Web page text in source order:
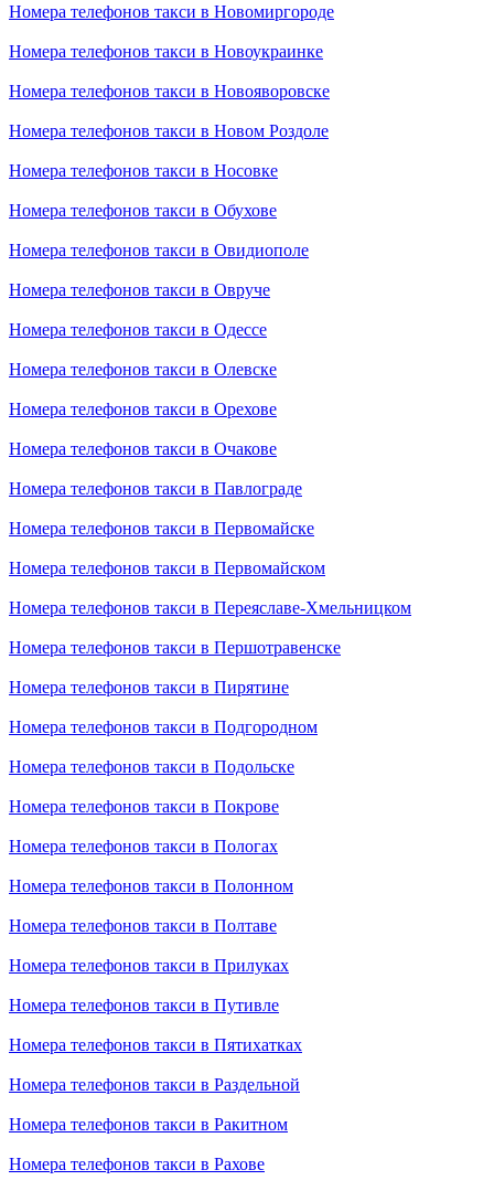
Номера телефонов такси в Новомиргороде
Номера телефонов такси в Новоукраинке
Номера телефонов такси в Новояворовске
Номера телефонов такси в Новом Роздоле
Номера телефонов такси в Носовке
Номера телефонов такси в Обухове
Номера телефонов такси в Овидиополе
Номера телефонов такси в Овруче
Номера телефонов такси в Одессе
Номера телефонов такси в Олевске
Номера телефонов такси в Орехове
Номера телефонов такси в Очакове
Номера телефонов такси в Павлограде
Номера телефонов такси в Первомайске
Номера телефонов такси в Первомайском
Номера телефонов такси в Переяславе-Хмельницком
Номера телефонов такси в Першотравенске
Номера телефонов такси в Пирятине
Номера телефонов такси в Подгородном
Номера телефонов такси в Подольске
Номера телефонов такси в Покрове
Номера телефонов такси в Пологах
Номера телефонов такси в Полонном
Номера телефонов такси в Полтаве
Номера телефонов такси в Прилуках
Номера телефонов такси в Путивле
Номера телефонов такси в Пятихатках
Номера телефонов такси в Раздельной
Номера телефонов такси в Ракитном
Номера телефонов такси в Рахове